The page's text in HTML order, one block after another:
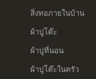
สิ่งทอภายในบ้าน
ผ้าปูโต๊ะ
ผ้าปูที่นอน
ผ้าปูโต๊ะในครัว